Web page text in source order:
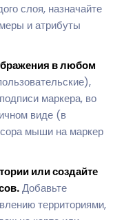
слоя, назначайте
и атрибуты
в любом
маркера, во
виде (в
мыши на маркер
или создайте
Добавьте
территориями,